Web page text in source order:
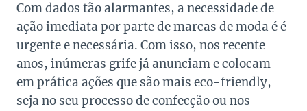
Com dados tão alarmantes, a necessidade de
ação imediata por parte de marcas de moda é é
urgente e necessária. Com isso, nos recente
anos, inúmeras grife já anunciam e colocam
em prática ações que são mais eco-friendly,
seja no seu processo de confecção ou nos